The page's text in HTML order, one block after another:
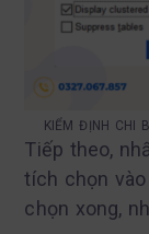
KIỂM ĐỊNH CHI
Tiếp theo,
tích chọn vào
chọn xong,